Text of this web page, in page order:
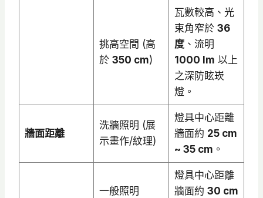
挑高空間 (高
於 350 cm)
瓦數較高、光
束角窄於 36
度、流明
1000 lm 以上
之深防眩崁
燈。
牆面距離
洗牆照明 (展
示畫作/紋理)
燈具中心距離
牆面約 25 cm
~ 35 cm 。
一般照明
燈具中心距離
牆面約 30 cm